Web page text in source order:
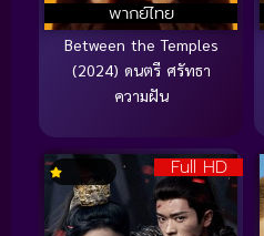
พากย์ไทย
Between the Temples
(2024) ดนตรี ศรัทธา
ความฝัน
Full HD